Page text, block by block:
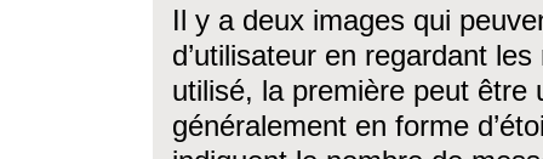
Il y a deux images qui
d’utilisateur en regardant
utilisé, la première peut être
généralement en forme